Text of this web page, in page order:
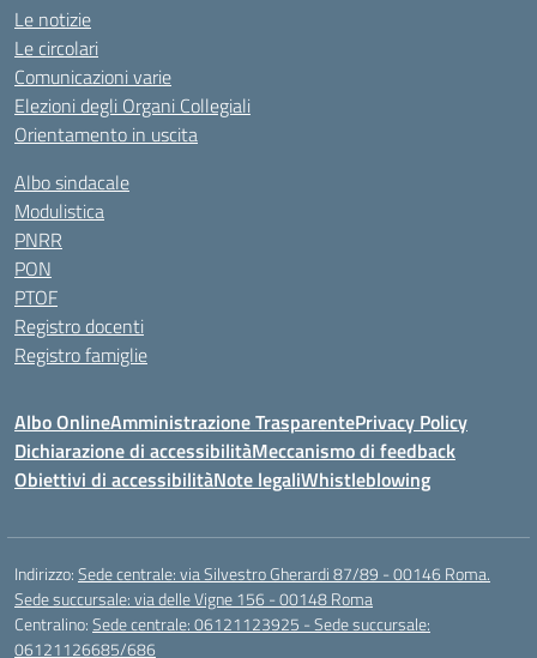
Le notizie
Le circolari
Comunicazioni varie
Elezioni degli Organi Collegiali
Orientamento in uscita
Albo sindacale
Modulistica
PNRR
PON
PTOF
Registro docenti
Registro famiglie
Albo OnlineAmministrazione TrasparentePrivacy Policy
Dichiarazione di accessibilitàMeccanismo di feedback
Obiettivi di accessibilitàNote legaliWhistleblowing
Indirizzo:Sede centrale: via Silvestro Gherardi 87/89 - 00146 Roma.
Sede succursale: via delle Vigne 156 - 00148 Roma
Centralino:Sede centrale: 06121123925 - Sede succursale:
06121126685/686